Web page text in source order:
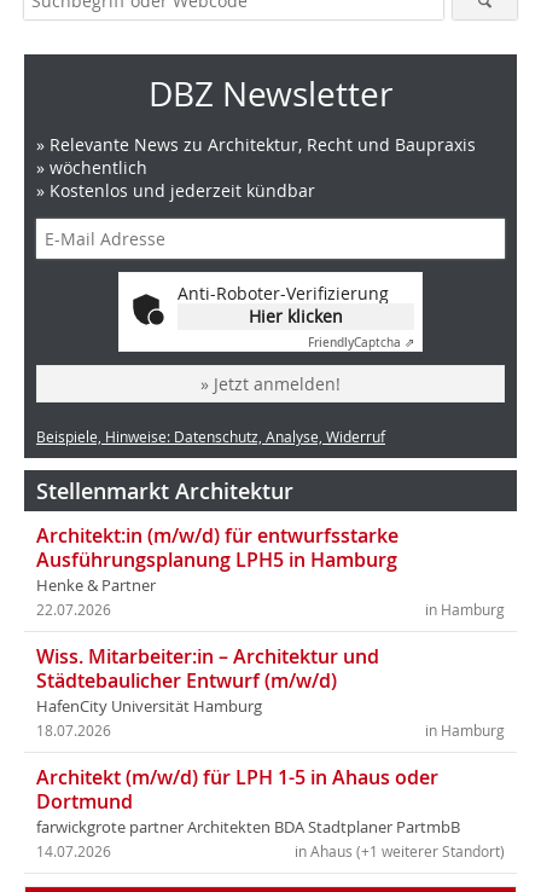
DBZ Newsletter
» Relevante News zu Architektur, Recht und Baupraxis
» wöchentlich
» Kostenlos und jederzeit kündbar
Anti-Roboter-Verifizierung
Hier klicken
FriendlyCaptcha ⇗
» Jetzt anmelden!
Beispiele, Hinweise: Datenschutz, Analyse, Widerruf
Stellenmarkt Architektur
Architekt:in (m/w/d) für entwurfsstarke
Ausführungsplanung LPH5 in Hamburg
Henke & Partner
in Hamburg
22.07.2026
Wiss. Mitarbeiter:in – Architektur und
Städtebaulicher Entwurf (m/w/d)
HafenCity Universität Hamburg
in Hamburg
18.07.2026
Architekt (m/w/d) für LPH 1-5 in Ahaus oder
Dortmund
farwickgrote partner Architekten BDA Stadtplaner PartmbB
in Ahaus (+1 weiterer Standort)
14.07.2026